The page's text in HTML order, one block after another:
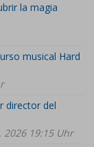
la magia
musical Hard
director del
2026 19:15 Uhr